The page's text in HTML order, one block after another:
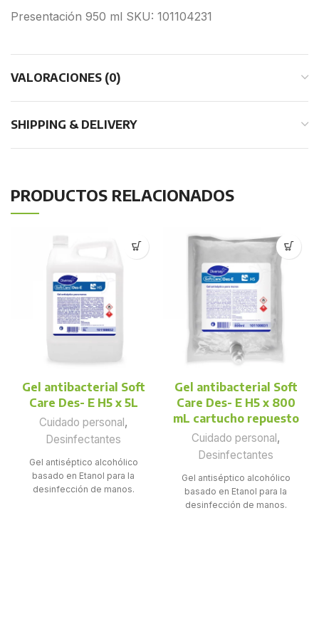
Presentación 950 ml SKU: 101104231
VALORACIONES (0)
SHIPPING & DELIVERY
PRODUCTOS RELACIONADOS
Gel antibacterial Soft
Care Des- E H5 x 5L
Cuidado personal,
Desinfectantes
Gel antiséptico alcohólico
basado en Etanol para la
desinfección de manos.
Gel antibacterial Soft
Care Des- E H5 x 800
mL cartucho repuesto
Cuidado personal,
Desinfectantes
Gel antiséptico alcohólico
basado en Etanol para la
desinfección de manos.